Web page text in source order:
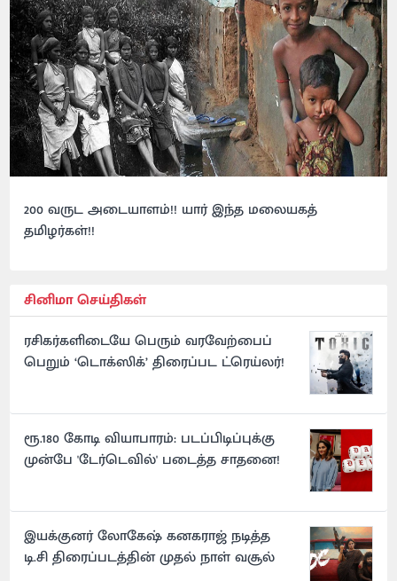
200 வருட அடையாளம்!! யார் இந்த மலையகத்
தமிழர்கள்!!
சினிமா செய்திகள்
ரசிகர்களிடையே பெரும் வரவேற்பைப்
பெறும் ‘டொக்ஸிக்’ திரைப்பட ட்ரெய்லர்!
ரூ.180 கோடி வியாபாரம்: படப்பிடிப்புக்கு
முன்பே 'டேர்டெவில்' படைத்த சாதனை!
இயக்குனர் லோகேஷ் கனகராஜ் நடித்த
டி.சி திரைப்படத்தின் முதல் நாள் வசூல்